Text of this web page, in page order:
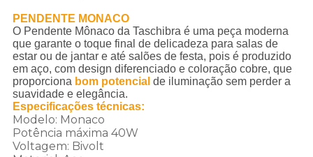
PENDENTE MONACO
O Pendente Mônaco da Taschibra é uma peça moderna
que garante o toque final de delicadeza para salas de
estar ou de jantar e até salões de festa, pois é produzido
em aço, com design diferenciado e coloração cobre, que
proporciona bom potencial de iluminação sem perder a
suavidade e elegância.
Especificações técnicas:
Modelo: Monaco
Potência máxima 40W
Voltagem: Bivolt